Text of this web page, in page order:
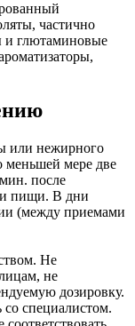
частично
и глютаминовые
или нежирного
меньшей мере две
после
пищи. В дни
(между приемами
Не
не
дозировку.
специалистом.